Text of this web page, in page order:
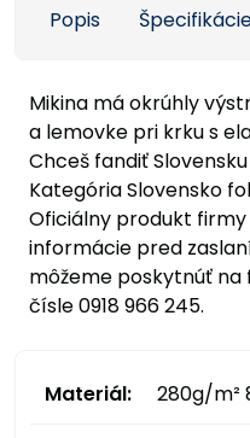
Popis
Mikina má okrúhly
a lemovke pri krku s
Chceš fandiť
Kategória Slovensko
Oficiálny produkt firmy
informácie pred
môžeme poskytnúť na
čísle 0918 966 245.
Materiál: 280g/m²